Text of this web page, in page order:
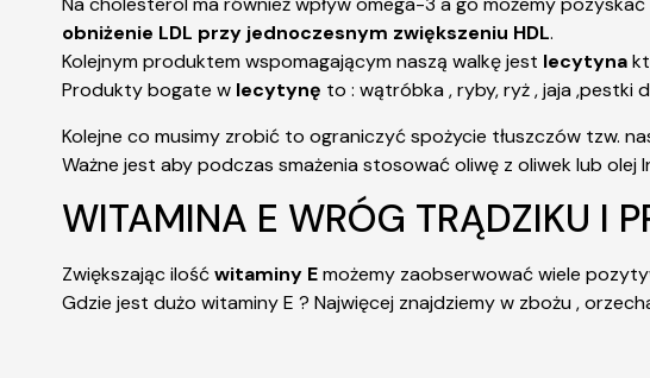
obniżenie LDL przy jednoczesnym zwiększeniu HDL.
Kolejnym produktem wspomagającym naszą walkę jest lecytyna
Produkty bogate w lecytynę to : wątróbka , ryby, ryż , jaja ,pestki
Kolejne co musimy zrobić to ograniczyć spożycie tłuszczów tzw.
Ważne jest aby podczas smażenia stosować oliwę z oliwek lub olej
WITAMINA E WRÓG TRĄDZIKU I
Zwiększając ilośćwitaminy Emożemy zaobserwować wiele
Gdzie jest dużo witaminy E ? Najwięcej znajdziemy w zbożu ,